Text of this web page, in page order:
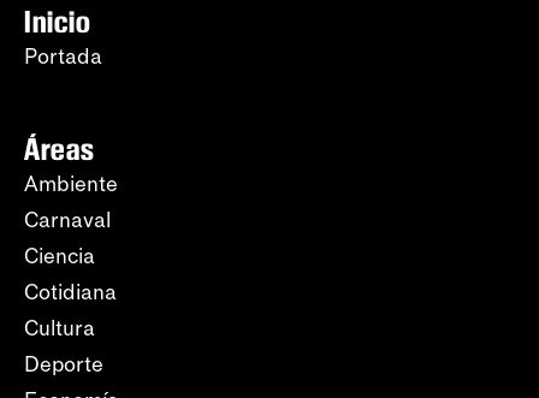
Inicio
Portada
Áreas
Ambiente
Carnaval
Ciencia
Cotidiana
Cultura
Deporte